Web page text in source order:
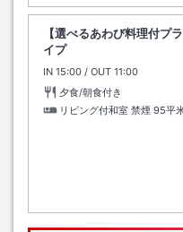
【選べるあわび料理付プ
イプ
IN チェックイン
15:00 / OUT チェックアウト
11:00
夕食/朝食付き
リビング付和室 禁煙 95平